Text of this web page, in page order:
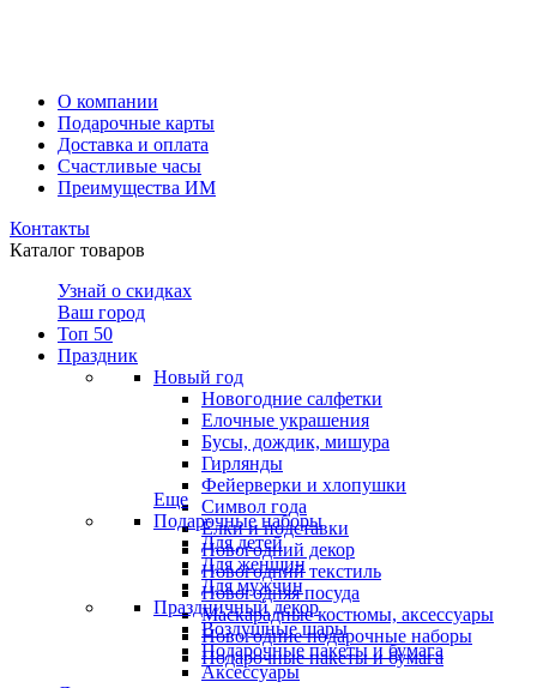
О компании
Подарочные карты
Доставка и оплата
Счастливые часы
Преимущества ИМ
Контакты
Каталог товаров
Узнай о скидках
Ваш город
Топ 50
Праздник
Новый год
Новогодние салфетки
Елочные украшения
Бусы, дождик, мишура
Гирлянды
Фейерверки и хлопушки
Символ года
Ёлки и подставки
Новогодний декор
Новогодний текстиль
Новогодняя посуда
Маскарадные костюмы, аксессуары
Новогодние подарочные наборы
Подарочные пакеты и бумага
Еще
Подарочные наборы
Для детей
Для женщин
Для мужчин
Праздничный декор
Воздушные шары
Подарочные пакеты и бумага
Аксессуары